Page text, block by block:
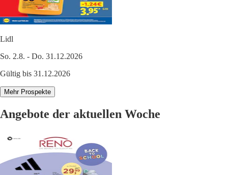
Lidl
So. 2.8. - Do. 31.12.2026
Gültig bis 31.12.2026
Mehr Prospekte
Angebote der aktuellen Woche